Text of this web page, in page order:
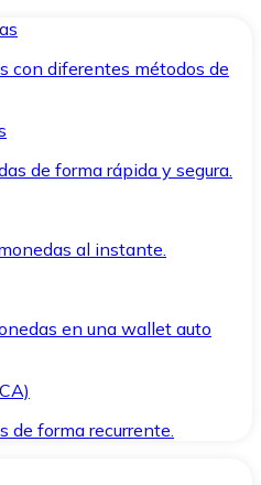
con diferentes métodos de
de forma rápida y segura.
al instante.
en una wallet auto
de forma recurrente.